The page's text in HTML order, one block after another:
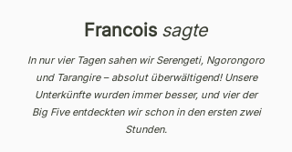
Francois sagte
In nur vier Tagen sahen wir Serengeti, Ngorongoro
und Tarangire – absolut überwältigend! Unsere
Unterkünfte wurden immer besser, und vier der
Big Five entdeckten wir schon in den ersten zwei
Stunden.